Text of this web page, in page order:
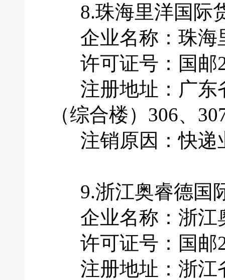
8.珠海里洋国际
企业名称：珠海
许可证号：国邮
注册地址：广东
（综合楼）306、
注销原因：快递
9.浙江奥睿德国
企业名称：浙江
许可证号：国邮
注册地址：浙江